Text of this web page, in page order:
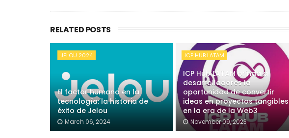
RELATED POSTS
JELOU 2024
El factor humano en la
tecnología: la historia de
éxito de Jelou
March 06, 2024
ICP HUB LATAM
ICP Hub LATAM brinda a
desarrolladores la
oportunidad de convertir
ideas en proyectos tangibles
en la era de la Web3
November 09, 2023